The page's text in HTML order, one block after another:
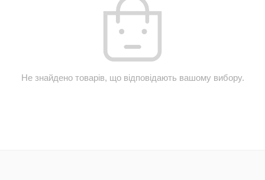
Не знайдено товарів, що відповідають вашому вибору.